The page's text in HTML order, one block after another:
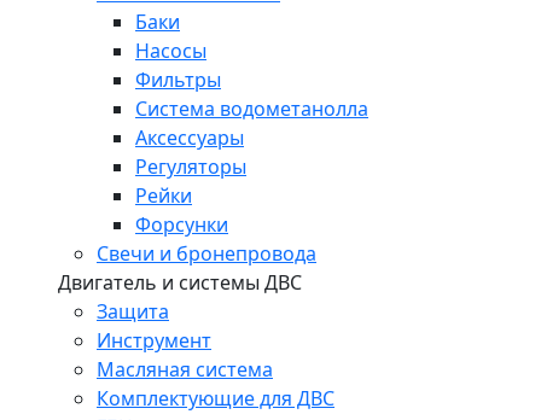
Баки
Насосы
Фильтры
Система водометанолла
Аксессуары
Регуляторы
Рейки
Форсунки
Свечи и бронепровода
Двигатель и системы ДВС
Защита
Инструмент
Масляная система
Комплектующие для ДВС